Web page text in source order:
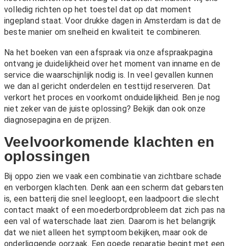
volledig richten op het toestel dat op dat moment
ingepland staat. Voor drukke dagen in Amsterdam is dat de
beste manier om snelheid en kwaliteit te combineren.
Na het boeken van een afspraak via onze afspraakpagina
ontvang je duidelijkheid over het moment van inname en de
service die waarschijnlijk nodig is. In veel gevallen kunnen
we dan al gericht onderdelen en testtijd reserveren. Dat
verkort het proces en voorkomt onduidelijkheid. Ben je nog
niet zeker van de juiste oplossing? Bekijk dan ook onze
diagnosepaginaen deprijzen.
Veelvoorkomende klachten en
oplossingen
Bij oppo zien we vaak een combinatie van zichtbare schade
en verborgen klachten. Denk aan een scherm dat gebarsten
is, een batterij die snel leegloopt, een laadpoort die slecht
contact maakt of een moederbordprobleem dat zich pas na
een val of waterschade laat zien. Daarom is het belangrijk
dat we niet alleen het symptoom bekijken, maar ook de
onderliggende oorzaak. Een goede reparatie begint met een